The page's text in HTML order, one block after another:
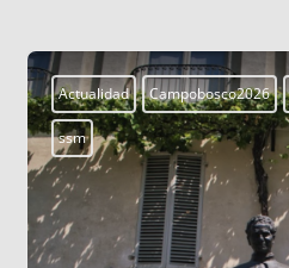
Actualidad Campobosco2026
ssm